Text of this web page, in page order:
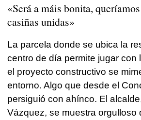
«Será a máis bonita,
casiñas unidas»
La parcela donde se ubica la
centro de día permite jugar con
el proyecto constructivo se
entorno. Algo que desde el
persiguió con ahínco. El
Vázquez, se muestra orgulloso